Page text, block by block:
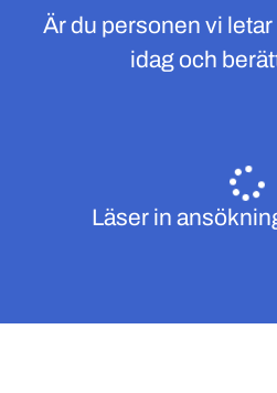
Är du personen vi
idag och
Läser in